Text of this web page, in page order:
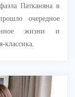
Патканяна в
очередное
жизни и
классика.